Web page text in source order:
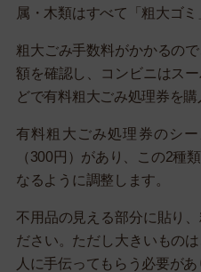
属・木類はすべて「粗大ゴミ
粗大ごみ手数料がかかるの
額を確認し、コンビニはス
どで有料粗大ごみ処理券を購
有料粗大ごみ処理券のシ
（300円）があり、この2種
なるように調整します。
不用品の見える部分に貼り
ださい。ただし大きいもの
人に手伝ってもらう必要があ